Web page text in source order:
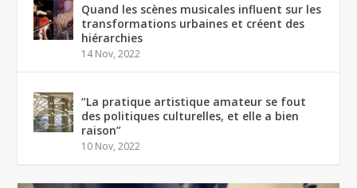
Quand les scènes musicales influent sur les
transformations urbaines et créent des
hiérarchies
14 Nov, 2022
“La pratique artistique amateur se fout
des politiques culturelles, et elle a bien
raison”
10 Nov, 2022